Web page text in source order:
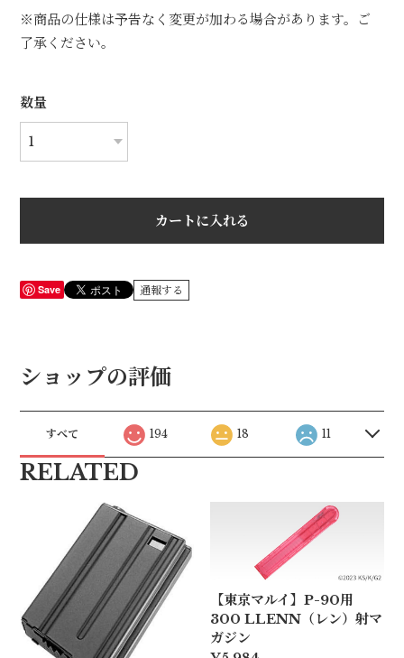
※商品の仕様は予告なく変更が加わる場合があります。ご
了承ください。
数量
カートに入れる
Save 通報する
ショップの評価
すべて 194 18 11
RELATED
【東京マルイ】P-90用
300 LLENN（レン）射マ
ガジン